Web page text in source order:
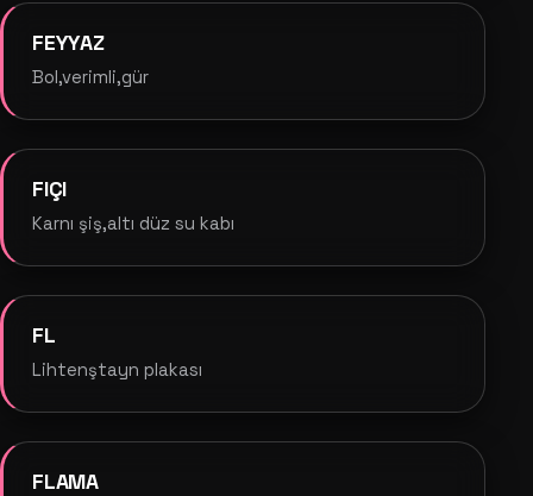
FEYYAZ
Bol,verimli,gür
FIÇI
Karnı şiş,altı düz su kabı
FL
Lihtenştayn plakası
FLAMA